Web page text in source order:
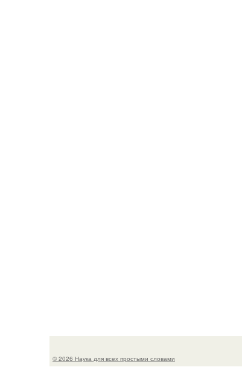
© 2026 Наука для всех простыми словами